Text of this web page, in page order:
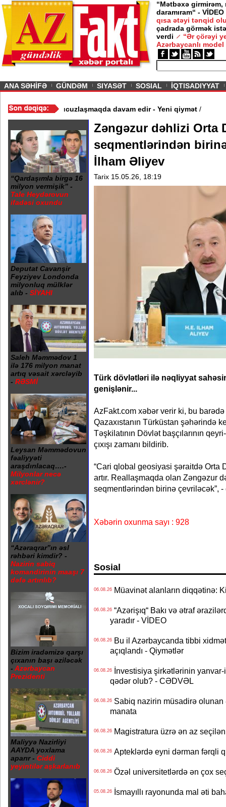
“Mətbəxə girmirəm,
daramıram“ - VİDEO
qısa ətəyi tənqid
çadrada görmək
verdi
“Ər çörəyi
Azərbaycanlı model
ANA SƏHİFƏ GÜNDƏM SIYASƏT SOSIAL İQTISADIYYAT
/ Azərbaycan nefti ucuzlaşmaqda davam edir - Yeni qiymət
“Qardaşımla birgə 16
milyon vermişik” -
Tale Heydərovun
ifadəsi oxundu
Deputat Cavanşir
Feyziyev Londonda
milyonluq mülklər
alıb - SİYAHI
Saleh Məmmədov 1
ilə 176 milyon manat
artıq vəsait xərcləyib
- RƏSMİ
Leysan Məmmədovun
fəaliyyəti
araşdırılacaq….-
Milyonlar necə
xərclənir?
“Azəraqrar”ın əsl
rəhbəri kimdir? -
Nazirin sabiq
komandirinin maaşı 7
dəfə artırılıb?
Bizim iradəmizə qarşı
çıxanın başı əziləcək
- Azərbaycan
Prezidenti
Maliyyə Nazirliyi
AAYDA yoxlama
aparır - Ciddi
yeyintilər aşkarlanıb
Zəngəzur dəhlizi Orta
seqmentlərindən
İlham Əliyev
Tarix 15.05.26, 18:19
Türk dövlətləri ilə nəqliyyat
genişlənir...
AzFakt.com xəbər verir ki, bu
Qazaxıstanın Türküstan şəhərində
Təşkilatının Dövlət başçılarının
çıxışı zamanı bildirib.
“Cari qlobal geosiyasi şəraitdə Orta
artır. Reallaşmaqda olan Zəngəzur
seqmentlərindən birinə çevriləcək”, -
Xəbərin oxunma sayı : 928
Sosial
06.08.26Müavinət alanların diqqətinə:
06.08.26“Azərişıq“ Bakı və ətraf
yaradır - VİDEO
06.08.26Bu il Azərbaycanda tibbi
açıqlandı - Qiymətlər
06.08.26İnvestisiya şirkətlərinin yanvar-
qədər olub? - CƏDVƏL
06.08.26Sabiq nazirin müsadirə olunan
manata
06.08.26Magistratura üzrə ən az
06.08.26Apteklərdə eyni dərman fərqli
06.08.26Özəl universitetlərdə ən çox
05.08.26İsmayıllı rayonunda mal əti